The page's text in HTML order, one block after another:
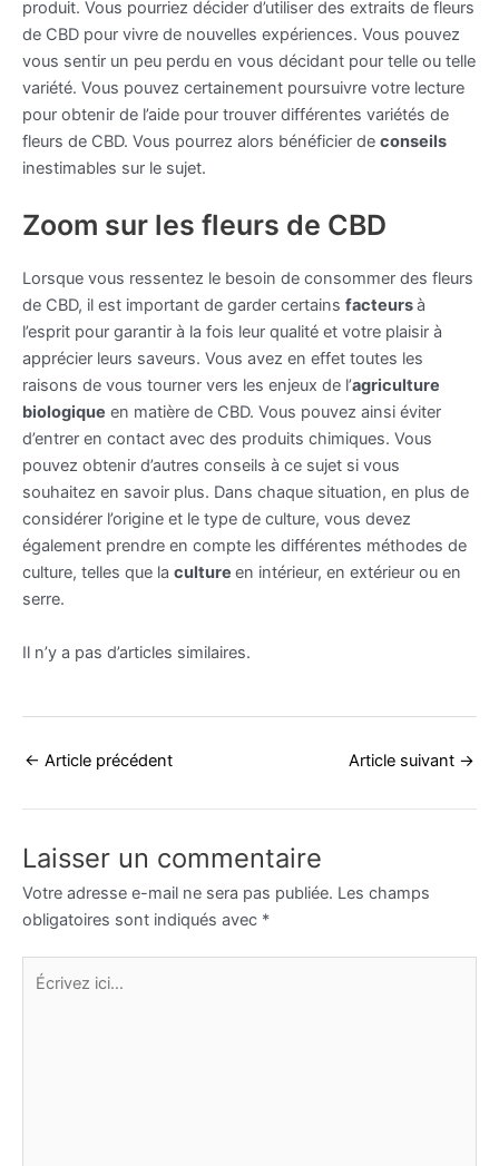
produit. Vous pourriez décider d’utiliser des extraits de fleurs
de CBD pour vivre de nouvelles expériences. Vous pouvez
vous sentir un peu perdu en vous décidant pour telle ou telle
variété. Vous pouvez certainement poursuivre votre lecture
pour obtenir de l’aide pour trouver différentes variétés de
fleurs de CBD. Vous pourrez alors bénéficier de conseils
inestimables sur le sujet.
Zoom sur les fleurs de CBD
Lorsque vous ressentez le besoin de consommer des fleurs
de CBD, il est important de garder certains facteursà
l’esprit pour garantir à la fois leur qualité et votre plaisir à
apprécier leurs saveurs. Vous avez en effet toutes les
raisons de vous tourner vers les enjeux de l’agriculture
biologique en matière de CBD. Vous pouvez ainsi éviter
d’entrer en contact avec des produits chimiques. Vous
pouvez obtenir d’autres conseils à ce sujet si vous
souhaitez en savoir plus. Dans chaque situation, en plus de
considérer l’origine et le type de culture, vous devez
également prendre en compte les différentes méthodes de
culture, telles que la culture en intérieur, en extérieur ou en
serre.
Il n’y a pas d’articles similaires.
← Article précédent Article suivant →
Laisser un commentaire
Votre adresse e-mail ne sera pas publiée. Les champs
obligatoires sont indiqués avec *
Écrivez